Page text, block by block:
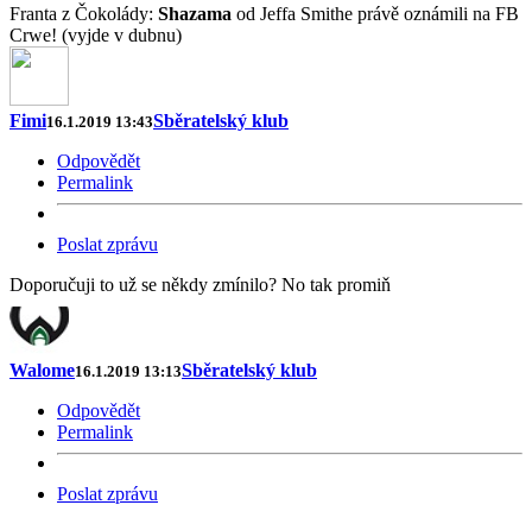
Franta z Čokolády: Shazama od Jeffa Smithe právě oznámili na FB
Crwe! (vyjde v dubnu)
Fimi16.1.2019 13:43Sběratelský klub
Odpovědět
Permalink
Poslat zprávu
Doporučuji to už se někdy zmínilo? No tak promiň
Walome16.1.2019 13:13Sběratelský klub
Odpovědět
Permalink
Poslat zprávu